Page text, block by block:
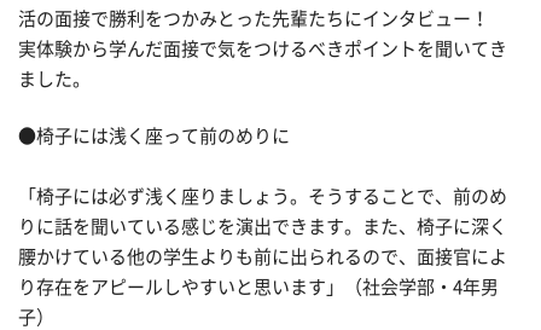
活の面接で勝利をつかみとった先輩たちにインタビュー！
実体験から学んだ面接で気をつけるべきポイントを聞いてき
ました。
●椅子には浅く座って前のめりに
「椅子には必ず浅く座りましょう。そうすることで、前のめ
りに話を聞いている感じを演出できます。また、椅子に深く
腰かけている他の学生よりも前に出られるので、面接官によ
り存在をアピールしやすいと思います」（社会学部・4年男
子）